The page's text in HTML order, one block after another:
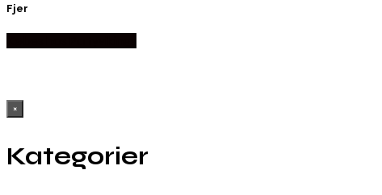
Fjer
×
Kategorier